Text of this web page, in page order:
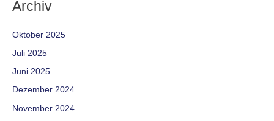
Archiv
Oktober 2025
Juli 2025
Juni 2025
Dezember 2024
November 2024